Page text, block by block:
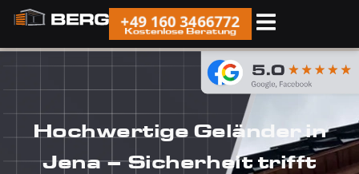
+49 160 3466772
Kostenlose Beratung
Hochwertige Geländer in
Jena – Sicherheit trifft